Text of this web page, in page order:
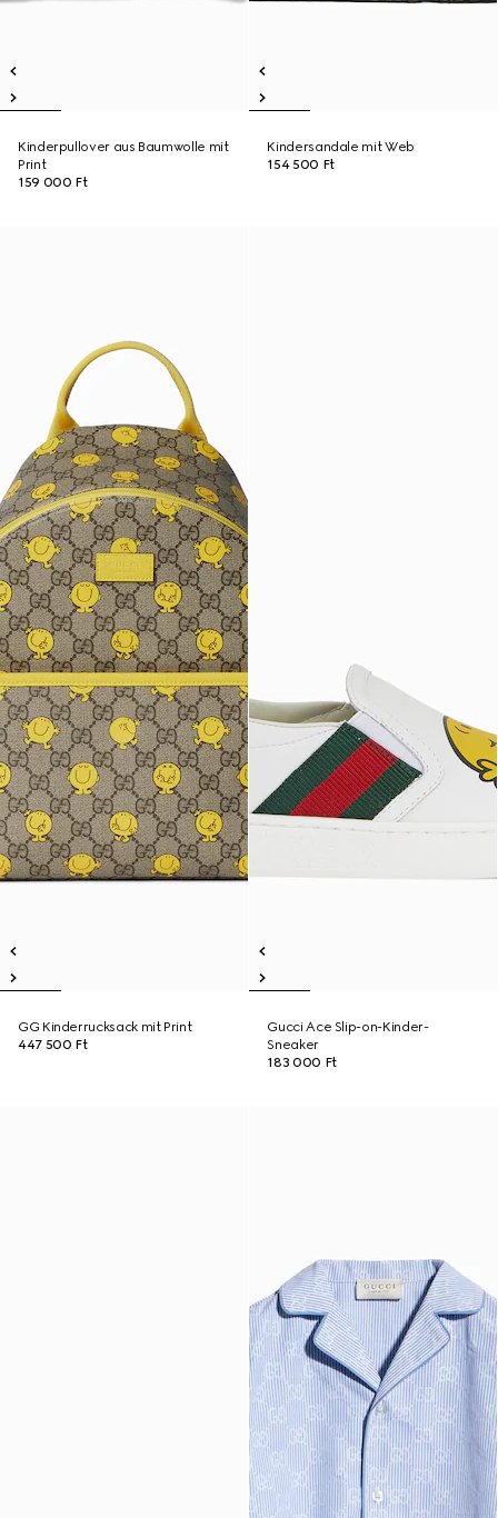
Kinderpullover aus Baumwolle mit
Print
159 000 Ft
Kindersandale mit Web
154 500 Ft
GG Kinderrucksack mit Print
447 500 Ft
Gucci Ace Slip-on-Kinder-
Sneaker
183 000 Ft